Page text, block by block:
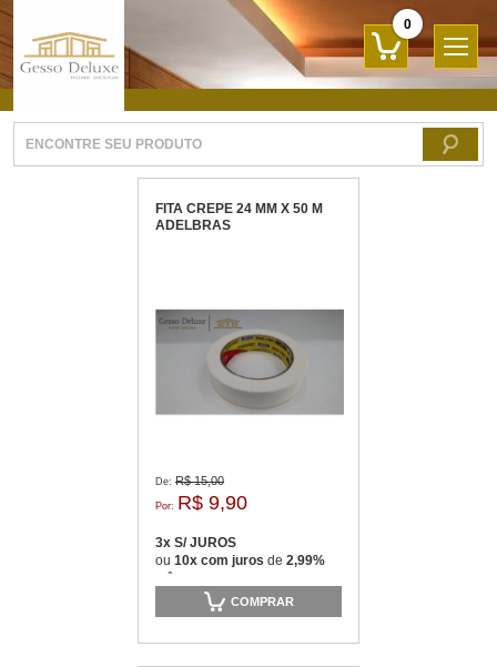
0
FITA CREPE 24 MM X 50 M
ADELBRAS
De: R$ 15,00
Por: R$ 9,90
3x S/ JUROS
ou 10x com juros de 2,99%
mês
COMPRAR